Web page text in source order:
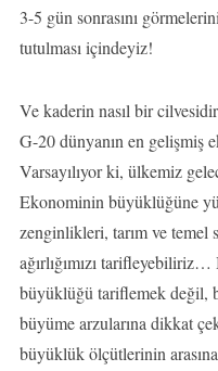
3-5 gün sonrasını
tutulması içindeyiz!
Ve kaderin nasıl bir
G-20 dünyanın en gelişmiş
Varsayılıyor ki, ülkemiz
Ekonominin büyüklüğüne
zenginlikleri, tarım ve temel
ağırlığımızı
büyüklüğü tariflemek değil,
büyüme arzularına dikkat
büyüklük ölçütlerinin